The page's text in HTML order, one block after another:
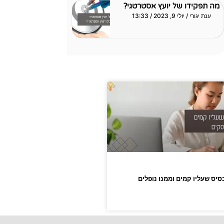
מה תפקידו של יועץ אסטרטגי?
ענת יגורי יולי 9, 2023
שעליו קמים וממנו נופלים